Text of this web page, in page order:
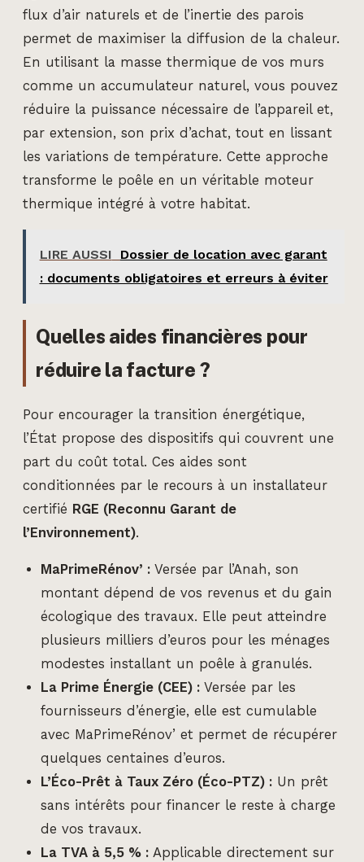
flux d’air naturels et de l’inertie des parois
permet de maximiser la diffusion de la chaleur.
En utilisant la masse thermique de vos murs
comme un accumulateur naturel, vous pouvez
réduire la puissance nécessaire de l’appareil et,
par extension, son prix d’achat, tout en lissant
les variations de température. Cette approche
transforme le poêle en un véritable moteur
thermique intégré à votre habitat.
LIRE AUSSI
Dossier de location avec garant
: documents obligatoires et erreurs à éviter
Quelles aides financières pour
réduire la facture ?
Pour encourager la transition énergétique,
l’État propose des dispositifs qui couvrent une
part du coût total. Ces aides sont
conditionnées par le recours à un installateur
certifié RGE (Reconnu Garant de
l’Environnement).
MaPrimeRénov’ :Versée par l’Anah, son
montant dépend de vos revenus et du gain
écologique des travaux. Elle peut atteindre
plusieurs milliers d’euros pour les ménages
modestes installant un poêle à granulés.
La Prime Énergie (CEE) :Versée par les
fournisseurs d’énergie, elle est cumulable
avec MaPrimeRénov’ et permet de récupérer
quelques centaines d’euros.
L’Éco-Prêt à Taux Zéro (Éco-PTZ) :Un prêt
sans intérêts pour financer le reste à charge
de vos travaux.
La TVA à 5,5 % :Applicable directement sur